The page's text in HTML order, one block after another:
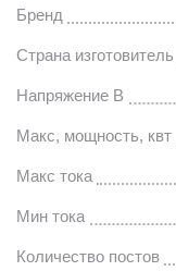
Бренд
Страна изготовитель
Напряжение В
Макс, мощность, квт
Макс тока
Мин тока
Количество постов